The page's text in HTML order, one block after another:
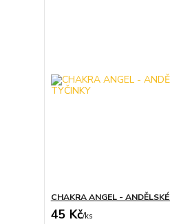
CHAKRA ANGEL -
45 Kč/ks